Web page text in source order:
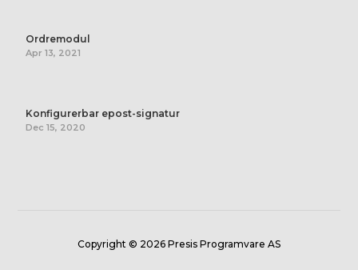
Ordremodul
Apr 13, 2021
Konfigurerbar epost-signatur
Dec 15, 2020
Copyright © 2026 Presis Programvare AS